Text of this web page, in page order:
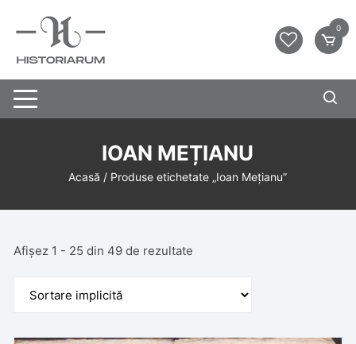
0
IOAN MEȚIANU
Acasă / Produse etichetate „Ioan Mețianu”
Afișez 1 - 25 din 49 de rezultate